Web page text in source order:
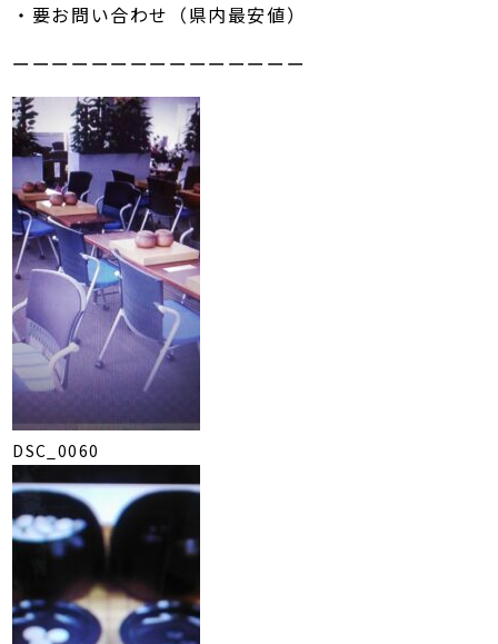
・要お問い合わせ（県内最安値）
ーーーーーーーーーーーーーーー
DSC_0060